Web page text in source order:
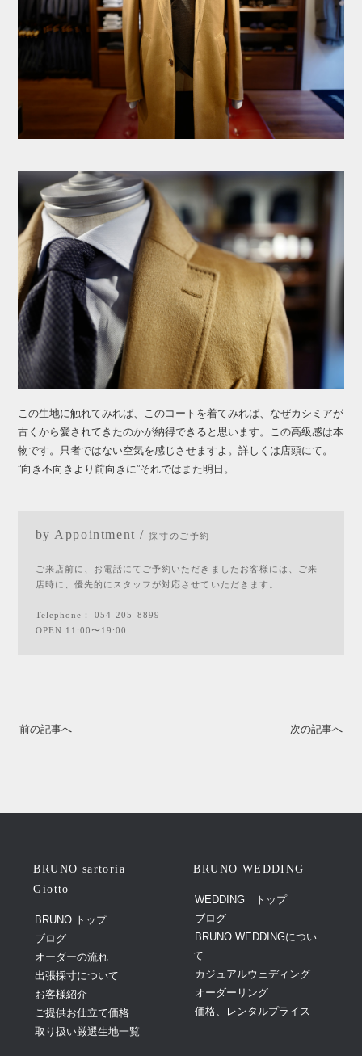
この生地に触れてみれば、このコートを着てみれば、なぜカシミアが
古くから愛されてきたのかが納得できると思います。この高級感は本
物です。只者ではない空気を感じさせますよ。詳しくは店頭にて。
”向き不向きより前向きに”それではまた明日。
by Appointment /採寸のご予約
ご来店前に、お電話にてご予約いただきましたお客様には、ご来
店時に、優先的にスタッフが対応させていただきます。
Telephone：054-205-8899
OPEN 11:00〜19:00
前の記事へ 次の記事へ
BRUNO sartoria
Giotto
BRUNO トップ
ブログ
オーダーの流れ
出張採寸について
お客様紹介
ご提供お仕立て価格
取り扱い厳選生地一覧
BRUNO WEDDING
WEDDING トップ
ブログ
BRUNO WEDDINGについ
て
カジュアルウェディング
オーダーリング
価格、レンタルプライス